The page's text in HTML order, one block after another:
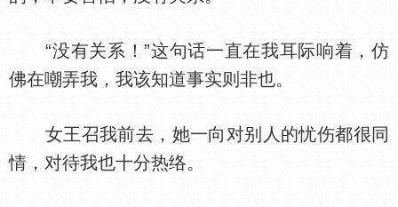
“没有关系！”这句话一直在我耳际响着，仿
佛在嘲弄我，我该知道事实则非也。
女王召我前去，她一向对别人的忧伤都很同
情，对待我也十分热络。